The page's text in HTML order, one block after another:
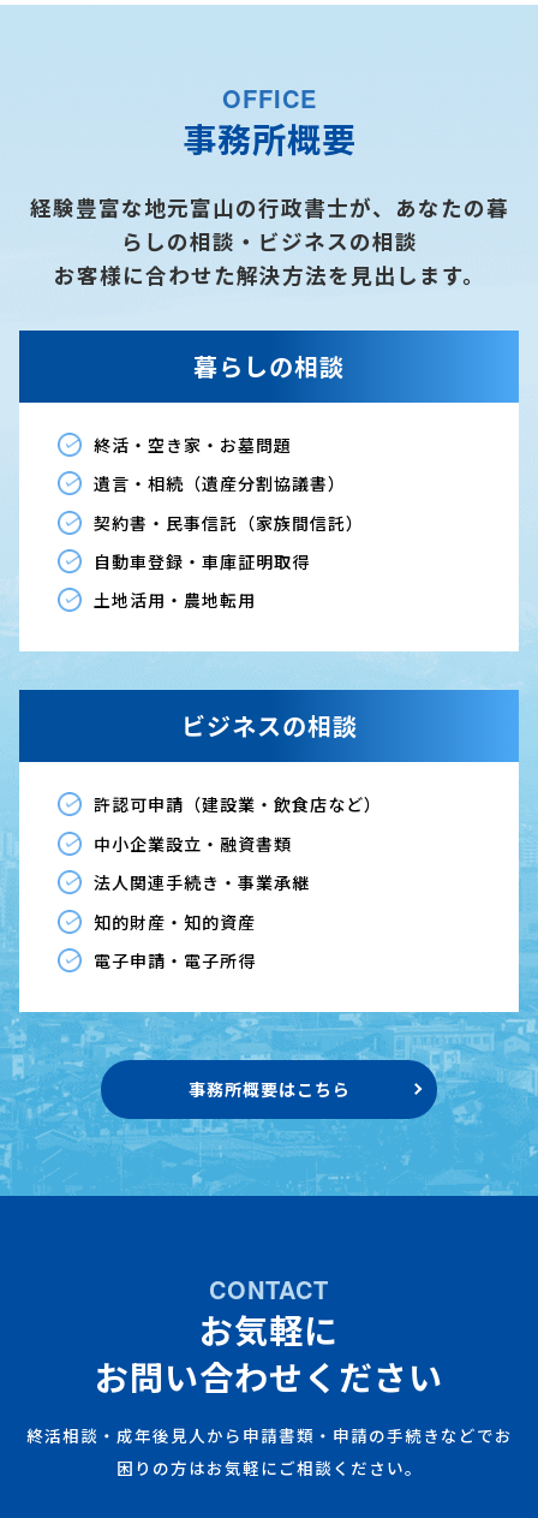
OFFICE
事務所概要
経験豊富な地元富山の行政書士が、あなたの暮
らしの相談・ビジネスの相談
お客様に合わせた解決方法を見出します。
暮らしの相談
終活・空き家・お墓問題
遺言・相続（遺産分割協議書）
契約書・民事信託（家族間信託）
自動車登録・車庫証明取得
土地活用・農地転用
ビジネスの相談
許認可申請（建設業・飲食店など）
中小企業設立・融資書類
法人関連手続き・事業承継
知的財産・知的資産
電子申請・電子所得
事務所概要はこちら
CONTACT
お気軽に
お問い合わせください
終活相談・成年後見人から申請書類・申請の手続きなどでお
困りの方はお気軽にご相談ください。